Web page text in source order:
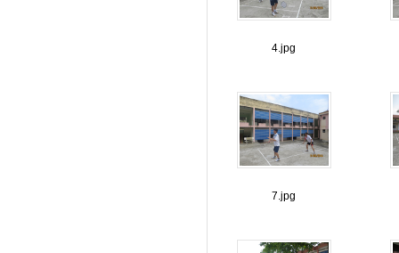
4.jpg
7.jpg